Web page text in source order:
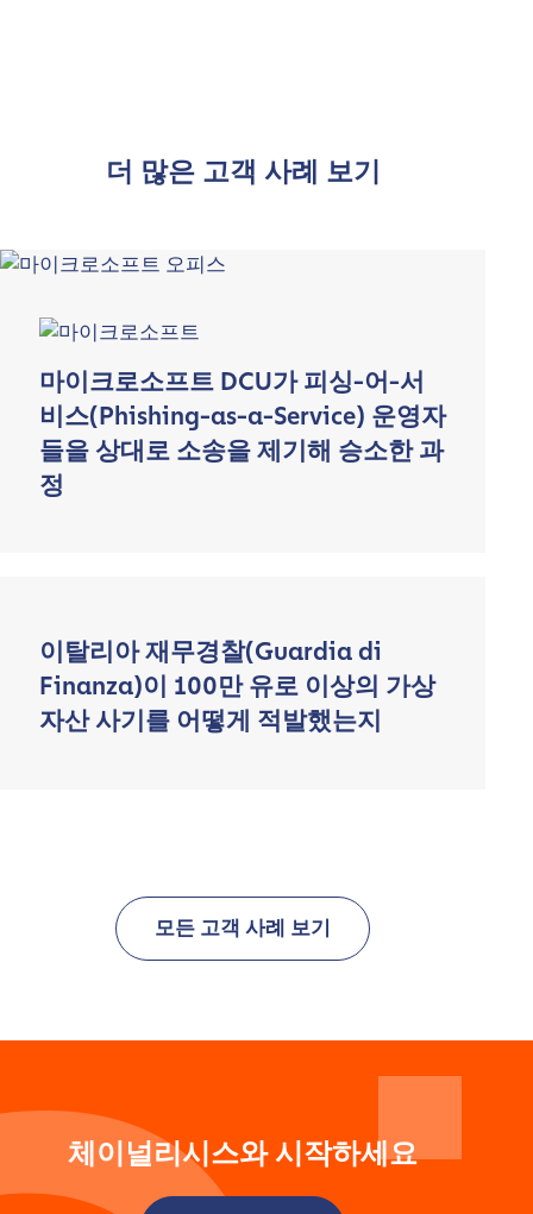
더 많은 고객 사례 보기
마이크로소프트 DCU가 피싱-어-서
비스(Phishing-as-a-Service) 운영자
들을 상대로 소송을 제기해 승소한 과
정
이탈리아 재무경찰(Guardia di
Finanza)이 100만 유로 이상의 가상
자산 사기를 어떻게 적발했는지
모든 고객 사례 보기
체이널리시스와 시작하세요